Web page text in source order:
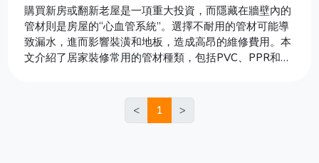
購買新房或翻新老屋是一項重大投資，而隱藏在牆壁內的
管材則是房屋的“心血管系統”。選擇不耐用的管材可能導
致漏水，進而影響裝潢和地板，造成高昂的維修費用。本
文介紹了居家裝修常用的管材種類，包括PVC、PPR和不
助讀者理解管徑尺寸及其對應的應用場景。為應對高壓環
境，特別指出了消防與空調系統所需的重型管件。選擇正
< 1 >